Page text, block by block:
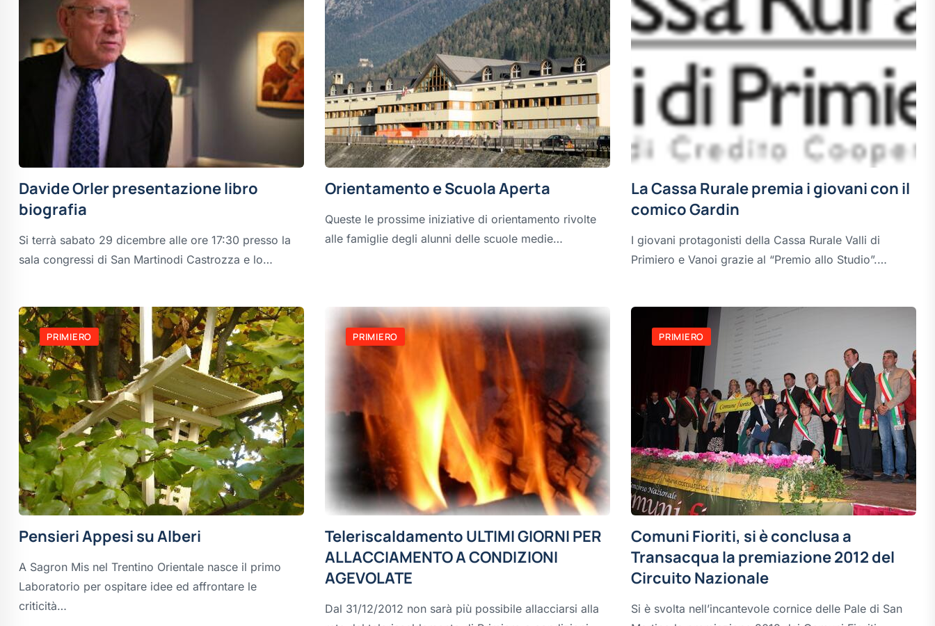
Davide Orler presentazione libro
biografia
Si terrà sabato 29 dicembre alle ore 17:30 presso la
sala congressi di San Martinodi Castrozza e lo…
Orientamento e Scuola Aperta
Queste le prossime iniziative di orientamento rivolte
alle famiglie degli alunni delle scuole medie…
La Cassa Rurale premia i giovani con il
comico Gardin
I giovani protagonisti della Cassa Rurale Valli di
Primiero e Vanoi grazie al “Premio allo Studio”.…
PRIMIERO
Pensieri Appesi su Alberi
A Sagron Mis nel Trentino Orientale nasce il primo
Laboratorio per ospitare idee ed affrontare le
criticità…
PRIMIERO
Teleriscaldamento ULTIMI GIORNI PER
ALLACCIAMENTO A CONDIZIONI
AGEVOLATE
Dal 31/12/2012 non sarà più possibile allacciarsi alla
PRIMIERO
Comuni Fioriti, si è conclusa a
Transacqua la premiazione 2012 del
Circuito Nazionale
Si è svolta nell’incantevole cornice delle Pale di San